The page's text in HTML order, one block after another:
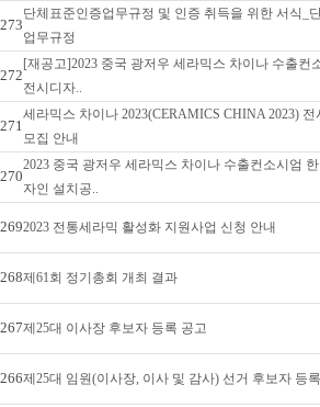
273
단체표준인증업무규정 및 인증 취득을 위한 서식_
업무규정
272
[재공고]2023 중국 광저우 세라믹스 차이나 수출컨
전시디자..
271
세라믹스 차이나 2023(CERAMICS CHINA 2023)
모집 안내
270
2023 중국 광저우 세라믹스 차이나 수출컨소시엄 한
자인 설치공..
2692023 전통세라믹 활성화 지원사업 신청 안내
268제61회 정기총회 개최 결과
267제25대 이사장 후보자 등록 공고
266제25대 임원(이사장, 이사 및 감사) 선거 후보자 등